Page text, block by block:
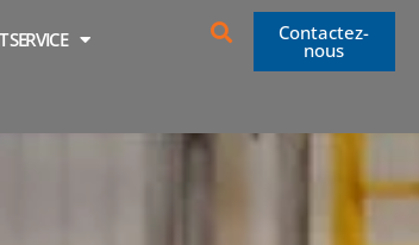
SERVICE Contactez-
nous